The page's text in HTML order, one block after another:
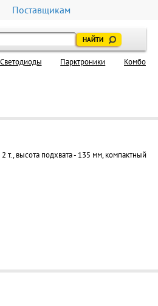
Поставщикам
Светодиоды Парктроники Комбо
т., высота подхвата - 135 мм, компактный